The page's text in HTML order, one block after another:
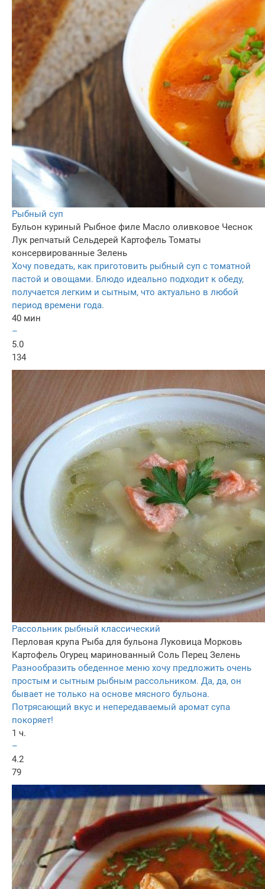
Рыбный суп
Бульон куриный Рыбное филе Масло оливковое Чеснок
Лук репчатый Сельдерей Картофель Томаты
консервированные Зелень
Хочу поведать, как приготовить рыбный суп с томатной
пастой и овощами. Блюдо идеально подходит к обеду,
получается легким и сытным, что актуально в любой
период времени года.
40 мин
–
5.0
134
Рассольник рыбный классический
Перловая крупа Рыба для бульона Луковица Морковь
Картофель Огурец маринованный Соль Перец Зелень
Разнообразить обеденное меню хочу предложить очень
простым и сытным рыбным рассольником. Да, да, он
бывает не только на основе мясного бульона.
Потрясающий вкус и непередаваемый аромат супа
покоряет!
1 ч.
–
4.2
79